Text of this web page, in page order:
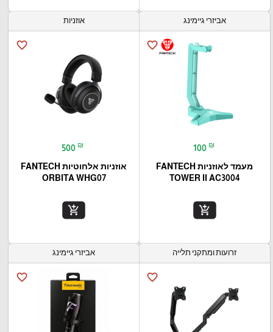
אביזרי גיימינג
favorite_border
100 ₪
מעמד לאוזניות FANTECH
TOWER II AC3004
add_shopping_cart
אוזניות
favorite_border
500 ₪
אוזניות אלחוטיות FANTECH
ORBITA WHG07
add_shopping_cart
זרועות ומתקני תלייה
favorite_border
אביזרי גיימינג
favorite_border